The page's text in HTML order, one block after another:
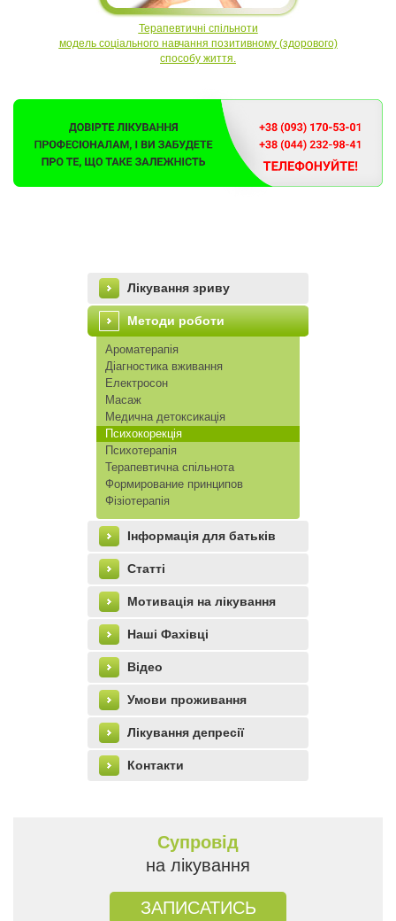
left_menu
Лікування зриву
Методи роботи
Ароматерапія
Діагностика вживання
Електросон
Масаж
Медична детоксикація
Психокорекція
Психотерапія
Терапевтична спільнота
Формирование принципов
Фізіотерапія
Інформація для батьків
Статті
Мотивація на лікування
Наші Фахівці
Відео
Умови проживання
Лікування депресії
Контакти
Супровід
на лікування
ЗАПИСАТИСЬ
Терапевтичні спільноти
модель соціального навчання позитивному(здорового)
способу життя.